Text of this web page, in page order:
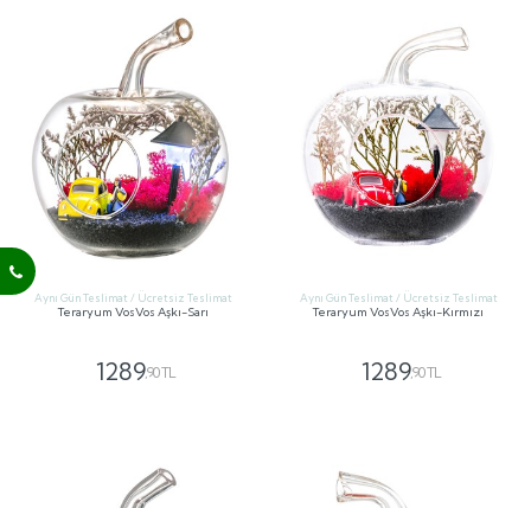
Aynı Gün Teslimat / Ücretsiz Teslimat
Teraryum VosVos Aşkı-Sarı
1289,90 TL
Aynı Gün Teslimat / Ücretsiz Teslimat
Teraryum VosVos Aşkı-Kırmızı
1289,90 TL